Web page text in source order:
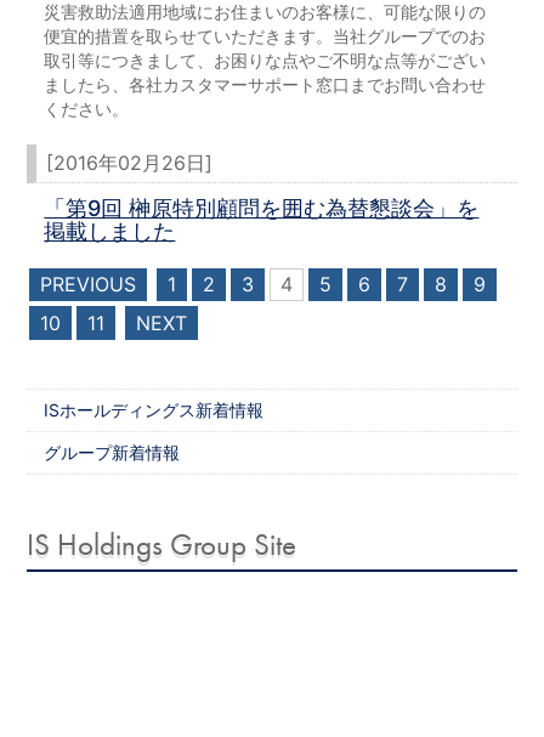
災害救助法適用地域にお住まいのお客様に、可能な限りの
便宜的措置を取らせていただきます。当社グループでのお
取引等につきまして、お困りな点やご不明な点等がござい
ましたら、各社カスタマーサポート窓口までお問い合わせ
ください。
[2016年02月26日]
「第9回 榊原特別顧問を囲む為替懇談会」を
掲載しました
PREVIOUS 1 2 3 4 5 6 7 8
9
10
11 NEXT
ISホールディングス新着情報
グループ新着情報
IS Holdings Group Site